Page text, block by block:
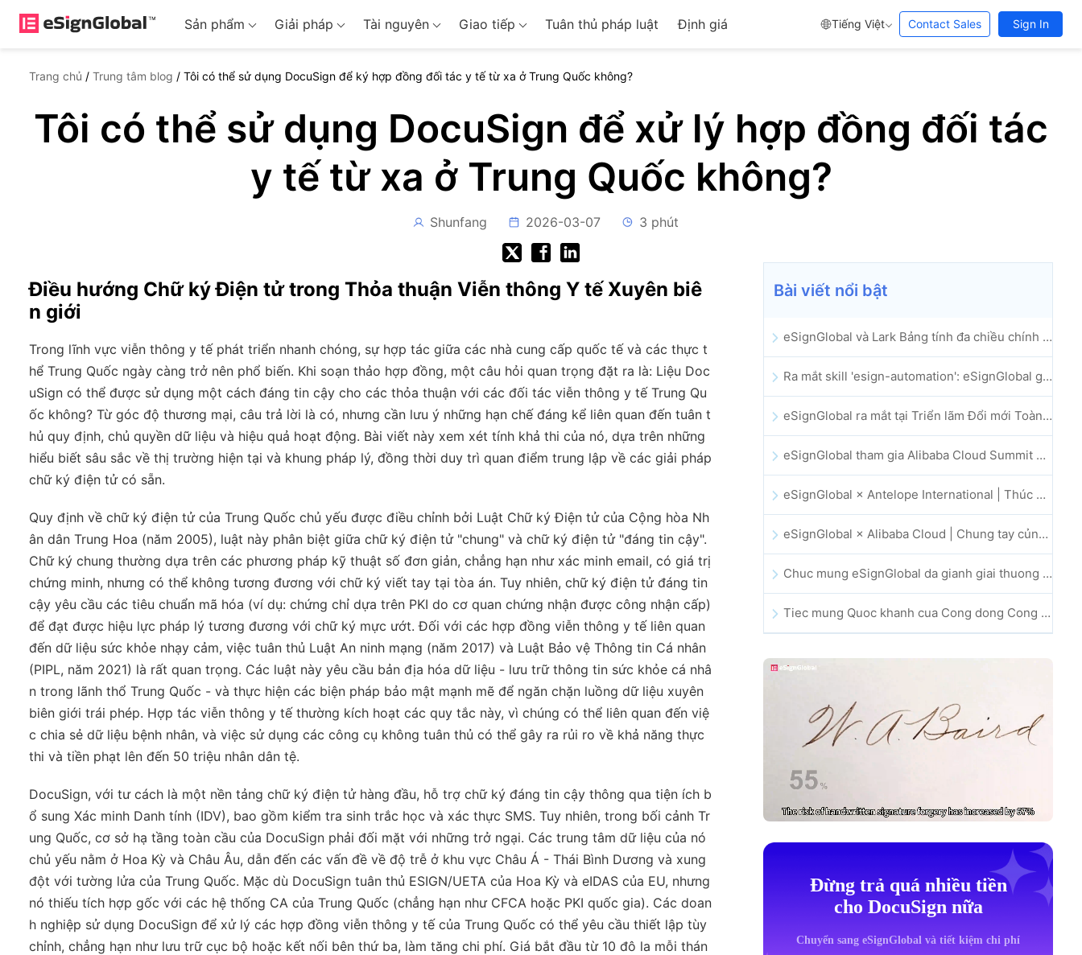
Sản phẩm Giải pháp Tài nguyên Giao tiếp Tuân thủ pháp luật Định giá Tiếng Việt Contact Sales Sign In
Trang chủ / Trung tâm blog / Tôi có thể sử dụng DocuSign để ký hợp đồng đối tác y tế từ xa ở Trung Quốc không?
Tôi có thể sử dụng DocuSign để xử lý hợp đồng đối tác
y tế từ xa ở Trung Quốc không?
Shunfang 2026-03-07 3 phút
Điều hướng Chữ ký Điện tử trong Thỏa thuận Viễn thông Y tế Xuyên biê
n giới
Trong lĩnh vực viễn thông y tế phát triển nhanh chóng, sự hợp tác giữa các nhà cung cấp quốc tế và các thực t
hể Trung Quốc ngày càng trở nên phổ biến. Khi soạn thảo hợp đồng, một câu hỏi quan trọng đặt ra là: Liệu Doc
uSign có thể được sử dụng một cách đáng tin cậy cho các thỏa thuận với các đối tác viễn thông y tế Trung Qu
ốc không? Từ góc độ thương mại, câu trả lời là có, nhưng cần lưu ý những hạn chế đáng kể liên quan đến tuân t
hủ quy định, chủ quyền dữ liệu và hiệu quả hoạt động. Bài viết này xem xét tính khả thi của nó, dựa trên những
hiểu biết sâu sắc về thị trường hiện tại và khung pháp lý, đồng thời duy trì quan điểm trung lập về các giải pháp
chữ ký điện tử có sẵn.
Quy định về chữ ký điện tử của Trung Quốc chủ yếu được điều chỉnh bởi Luật Chữ ký Điện tử của Cộng hòa Nh
ân dân Trung Hoa (năm 2005), luật này phân biệt giữa chữ ký điện tử "chung" và chữ ký điện tử "đáng tin cậy".
Chữ ký chung thường dựa trên các phương pháp kỹ thuật số đơn giản, chẳng hạn như xác minh email, có giá trị
chứng minh, nhưng có thể không tương đương với chữ ký viết tay tại tòa án. Tuy nhiên, chữ ký điện tử đáng tin
cậy yêu cầu các tiêu chuẩn mã hóa (ví dụ: chứng chỉ dựa trên PKI do cơ quan chứng nhận được công nhận cấp)
để đạt được hiệu lực pháp lý tương đương với chữ ký mực ướt. Đối với các hợp đồng viễn thông y tế liên quan
đến dữ liệu sức khỏe nhạy cảm, việc tuân thủ Luật An ninh mạng (năm 2017) và Luật Bảo vệ Thông tin Cá nhân
(PIPL, năm 2021) là rất quan trọng. Các luật này yêu cầu bản địa hóa dữ liệu - lưu trữ thông tin sức khỏe cá nhâ
n trong lãnh thổ Trung Quốc - và thực hiện các biện pháp bảo mật mạnh mẽ để ngăn chặn luồng dữ liệu xuyên
biên giới trái phép. Hợp tác viễn thông y tế thường kích hoạt các quy tắc này, vì chúng có thể liên quan đến việ
c chia sẻ dữ liệu bệnh nhân, và việc sử dụng các công cụ không tuân thủ có thể gây ra rủi ro về khả năng thực
thi và tiền phạt lên đến 50 triệu nhân dân tệ.
DocuSign, với tư cách là một nền tảng chữ ký điện tử hàng đầu, hỗ trợ chữ ký đáng tin cậy thông qua tiện ích b
ổ sung Xác minh Danh tính (IDV), bao gồm kiểm tra sinh trắc học và xác thực SMS. Tuy nhiên, trong bối cảnh Tr
ung Quốc, cơ sở hạ tầng toàn cầu của DocuSign phải đối mặt với những trở ngại. Các trung tâm dữ liệu của nó
chủ yếu nằm ở Hoa Kỳ và Châu Âu, dẫn đến các vấn đề về độ trễ ở khu vực Châu Á - Thái Bình Dương và xung
đột với tường lửa của Trung Quốc. Mặc dù DocuSign tuân thủ ESIGN/UETA của Hoa Kỳ và eIDAS của EU, nhưng
nó thiếu tích hợp gốc với các hệ thống CA của Trung Quốc (chẳng hạn như CFCA hoặc PKI quốc gia). Các doan
h nghiệp sử dụng DocuSign để xử lý các hợp đồng viễn thông y tế của Trung Quốc có thể yêu cầu thiết lập tùy
chỉnh, chẳng hạn như lưu trữ cục bộ hoặc kết nối bên thứ ba, làm tăng chi phí. Giá bắt đầu từ 10 đô la mỗi thán
Bài viết nổi bật
eSignGlobal và Lark Bảng tính đa chiều chính thức ra mắt: Tự động hóa toàn bộ quy trình ký kết và lưu trữ hợp đồng điện tử
Ra mắt skill 'esign-automation': eSignGlobal giúp OpenClaw triển khai chữ ký điện tử tự động
eSignGlobal ra mắt tại Triển lãm Đổi mới Toàn cầu GIS 2025
eSignGlobal tham gia Alibaba Cloud Summit 2025 tại Hong Kong, thúc đẩy đổi mới đám mây do AI dẫn dắt và niềm tin số
eSignGlobal × Antelope International | Thúc đẩy quy trình làm việc số an toàn và vận hành bởi AI
eSignGlobal × Alibaba Cloud | Chung tay củng cố niềm tin số toàn cầu cho lĩnh vực fintech
Chuc mung eSignGlobal da gianh giai thuong CAHK STAR Award 2025
Tiec mung Quoc khanh cua Cong dong Cong nghe va Doi moi sang tao Hong Kong
Đừng trả quá nhiều tiền
cho DocuSign nữa
Chuyển sang eSignGlobal và tiết kiệm chi phí